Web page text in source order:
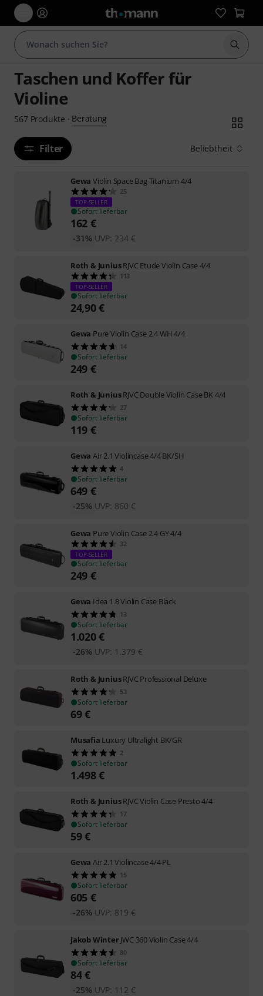
Suche
Taschen und Koffer für
Violine
567 Produkte · Beratung
Filter Beliebtheit
Gewa Violin Space Bag Titanium 4/4
25
TOP-SELLER
Sofort lieferbar
162 €
UVP: 234 €
-31%
Roth & JuniusRJVC Etude Violin Case 4/4
113
TOP-SELLER
Sofort lieferbar
24,90€
Gewa Pure Violin Case 2.4 WH 4/4
14
Sofort lieferbar
249 €
Roth & JuniusRJVC Double Violin Case BK 4/4
27
Sofort lieferbar
119 €
Gewa Air 2.1 Violincase 4/4 BK/SH
4
Sofort lieferbar
649 €
UVP: 860 €
-25%
Gewa Pure Violin Case 2.4 GY 4/4
32
TOP-SELLER
Sofort lieferbar
249 €
Gewa Idea 1.8 Violin Case Black
13
Sofort lieferbar
1.020€
UVP: 1.379 €
-26%
Roth & JuniusRJVC Professional Deluxe
53
Sofort lieferbar
69€
Musafia Luxury Ultralight BK/GR
2
Sofort lieferbar
1.498€
Roth & JuniusRJVC Violin Case Presto 4/4
17
Sofort lieferbar
59€
Gewa Air 2.1 Violincase 4/4 PL
15
Sofort lieferbar
605 €
UVP: 819 €
-26%
Jakob WinterJWC 360 Violin Case 4/4
80
Sofort lieferbar
84€
UVP: 112 €
-25%